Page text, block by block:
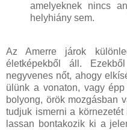
amelyeknek nincs
helyhiány sem.
Az Amerre járok
életképekből áll.
negyvenes nőt, ahogy
ülünk a vonaton, vagy
bolyong, örök mozgásban
tudjuk ismerni a
lassan bontakozik ki a